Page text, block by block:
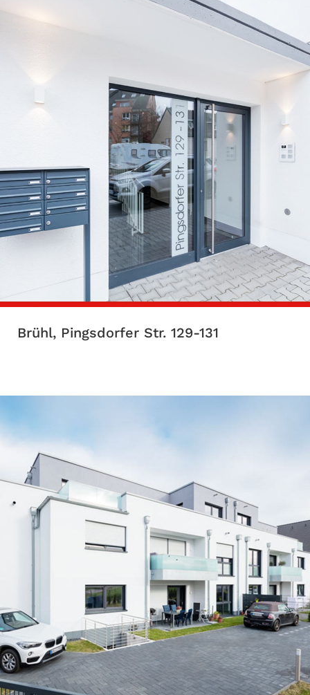
Brühl, Pingsdorfer Str. 129-131